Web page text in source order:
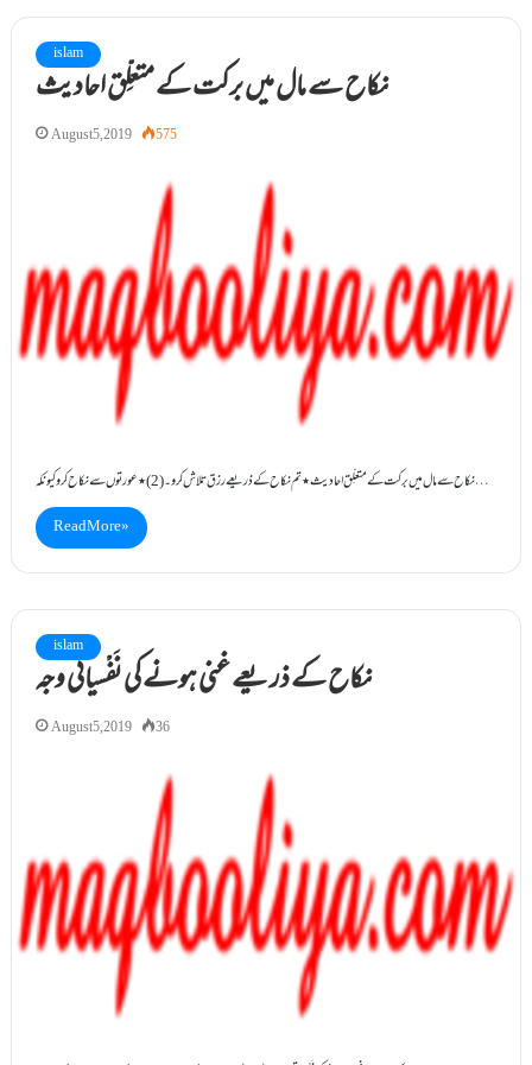
islam
نکاح سے مال میں برکت کے متعلِّق احادیث
August 5, 2019 575
نکاح سے مال میں برکت کے متعلِّق احادیث ٭تم نکاح کے ذریعے رزق تلاش کرو۔ (2)٭عورتوں سے نکاح کرو کیونکہ…
Read More »
islam
نکاح کے ذریعے غنی ہونے کی نَفْسیاتی وجہ
August 5, 2019 36